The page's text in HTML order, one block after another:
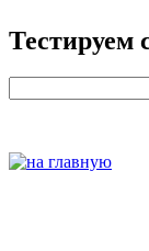
Тестируем